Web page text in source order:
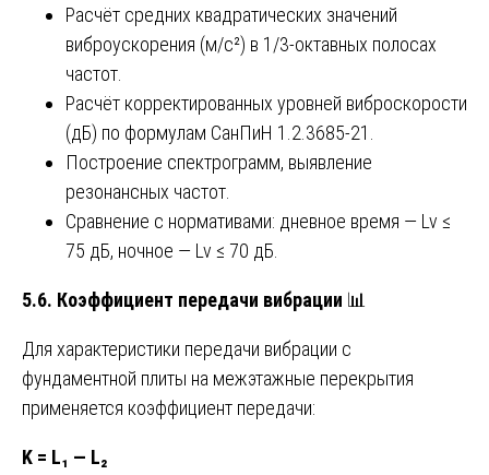
Расчёт средних квадратических значений
виброускорения (м/с²) в 1/3-октавных полосах
частот.
Расчёт корректированных уровней виброскорости
(дБ) по формулам СанПиН 1.2.3685-21.
Построение спектрограмм, выявление
резонансных частот.
Сравнение с нормативами: дневное время — Lv ≤
75 дБ, ночное — Lv ≤ 70 дБ.
5.6. Коэффициент передачи вибрации 📊
Для характеристики передачи вибрации с
фундаментной плиты на межэтажные перекрытия
применяется коэффициент передачи:
K = L₁ — L₂